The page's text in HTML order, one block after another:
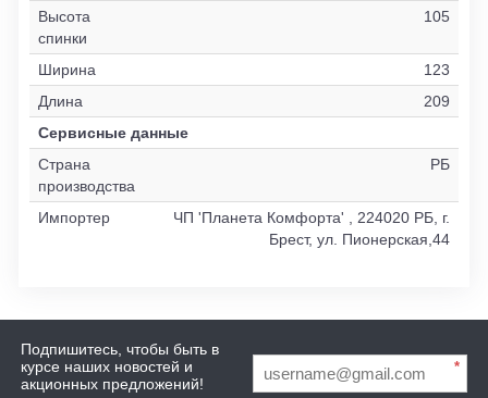
Высота
спинки
105
Ширина
123
Длина
209
Сервисные данные
Страна
производства
РБ
Импортер
ЧП 'Планета Комфорта' , 224020 РБ, г.
Брест, ул. Пионерская,44
Подпишитесь, чтобы быть в
курсе наших новостей и
акционных предложений!
*